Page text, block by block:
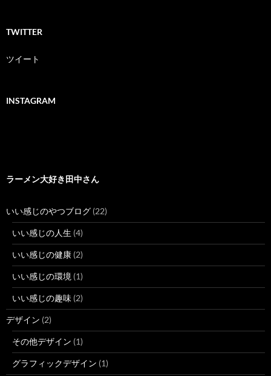
TWITTER
ツイート
INSTAGRAM
ラーメン大好き田中さん
いい感じのやつブログ (22)
いい感じの人生 (4)
いい感じの健康 (2)
いい感じの環境 (1)
いい感じの趣味 (2)
デザイン (2)
その他デザイン (1)
グラフィックデザイン (1)